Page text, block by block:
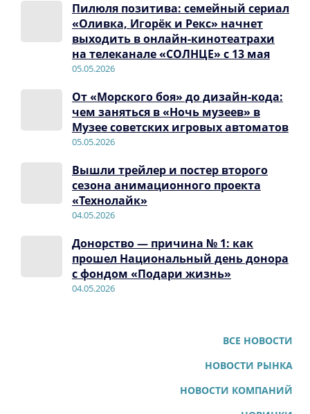
Пилюля позитива: семейный сериал
«Оливка, Игорёк и Рекс» начнет
выходить в онлайн-кинотеатрахи
на телеканале «СОЛНЦЕ» с 13 мая
05.05.2026
От «Морского боя» до дизайн-кода:
чем заняться в «Ночь музеев» в
Музее советских игровых автоматов
05.05.2026
Вышли трейлер и постер второго
сезона анимационного проекта
«Технолайк»
04.05.2026
Донорство — причина № 1: как
прошел Национальный день донора
с фондом «Подари жизнь»
04.05.2026
ВСЕ НОВОСТИ
НОВОСТИ РЫНКА
НОВОСТИ КОМПАНИЙ